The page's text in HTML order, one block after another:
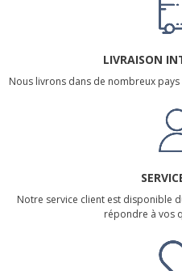
LIVRAISON
Nous livrons dans de nombreux
Notre service client est disponible
répondre à vos